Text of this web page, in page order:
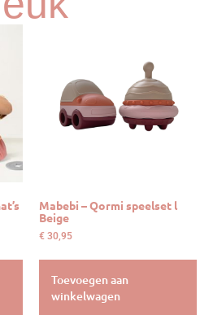
Mabebi – Qormi speelset l
Beige
€ 30,95
Toevoegen aan
winkelwagen